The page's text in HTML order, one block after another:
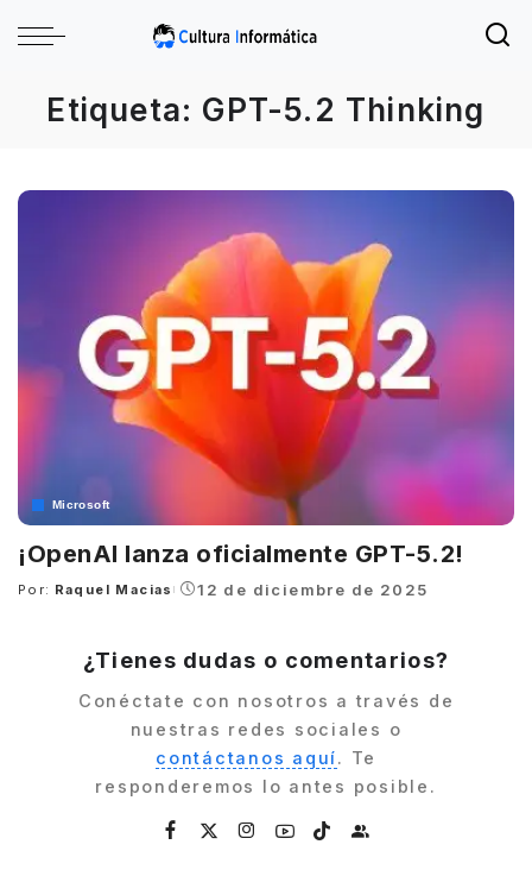
Etiqueta: GPT-5.2 Thinking
Microsoft
¡OpenAI lanza oficialmente GPT-5.2!
Posted
Por: Raquel Macias 12 de diciembre de 2025
¿Tienes dudas o comentarios?
Conéctate con nosotros a través de
nuestras redes sociales o
contáctanos aquí. Te
responderemos lo antes posible.